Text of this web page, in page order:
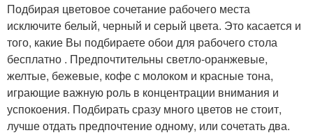
Подбирая цветовое сочетание рабочего места
исключите белый, черный и серый цвета. Это касается и
того, какие Вы подбираете обои для рабочего стола
бесплатно . Предпочтительны светло-оранжевые,
желтые, бежевые, кофе с молоком и красные тона,
играющие важную роль в концентрации внимания и
успокоения. Подбирать сразу много цветов не стоит,
лучше отдать предпочтение одному, или сочетать два.